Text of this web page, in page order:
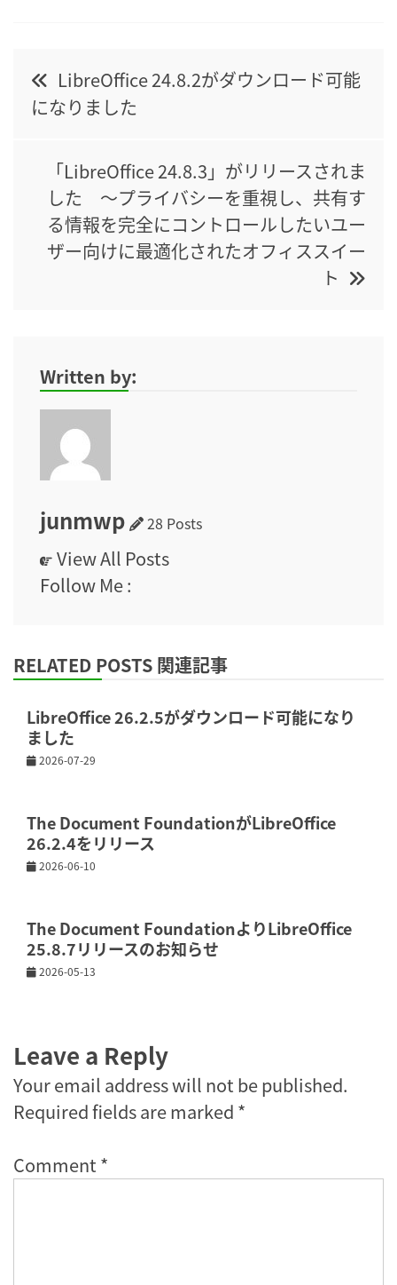
Post
navigation
LibreOffice 24.8.2がダウンロード可能
になりました
「LibreOffice 24.8.3」がリリースされま
した 〜プライバシーを重視し、共有す
る情報を完全にコントロールしたいユー
ザー向けに最適化されたオフィススイー
ト
Written by:
junmwp 28 Posts
View All Posts
Follow Me :
RELATED POSTS 関連記事
LibreOffice 26.2.5がダウンロード可能になり
ました
2026-07-29
The Document FoundationがLibreOffice
26.2.4をリリース
2026-06-10
The Document FoundationよりLibreOffice
25.8.7リリースのお知らせ
2026-05-13
Leave a Reply
Your email address will not be published.
Required fields are marked *
Comment *